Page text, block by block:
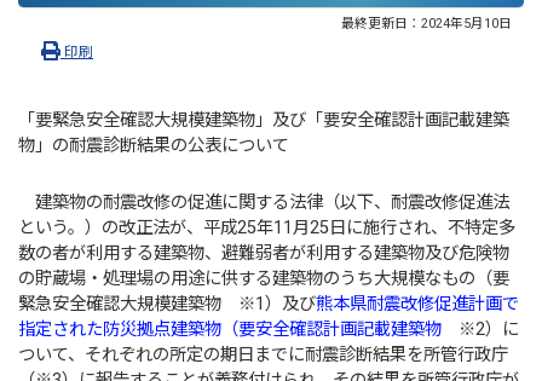
最終更新日： 2024年5月10日
印刷
「要緊急安全確認大規模建築物」及び「要安全確認計画記載建築
物」の耐震診断結果の公表について
建築物の耐震改修の促進に関する法律（以下、耐震改修促進法
という。）の改正法が、平成25年11月25日に施行され、不特定多
数の者が利用する建築物、避難弱者が利用する建築物及び危険物
の貯蔵場・処理場の用途に供する建築物のうち大規模なもの（要
緊急安全確認大規模建築物 ※1）及び熊本県耐震改修促進計画で
指定された防災拠点建築物（要安全確認計画記載建築物 ※2）に
ついて、それぞれの所定の期日までに耐震診断結果を所管行政庁